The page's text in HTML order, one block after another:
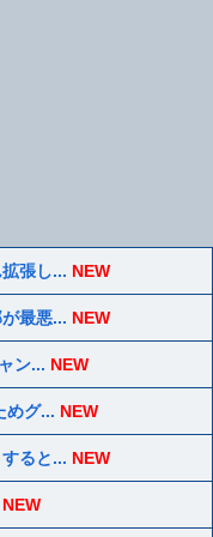
張し... NEW
最悪... NEW
ン... NEW
めグ... NEW
ると... NEW
NEW